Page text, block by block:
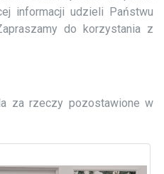
informacji udzieli Państwu
do korzystania z
za rzeczy pozostawione w